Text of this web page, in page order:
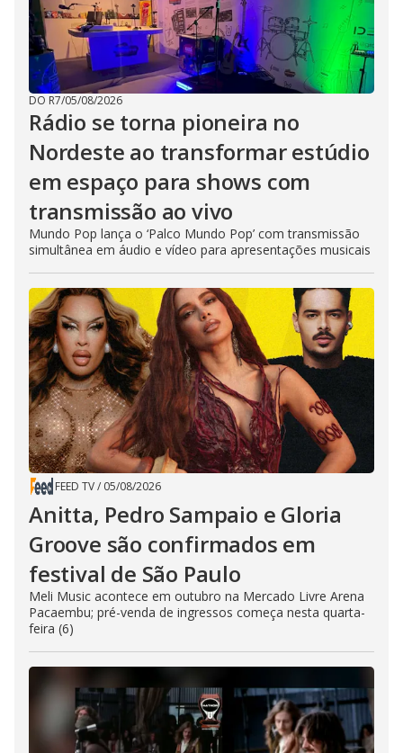
DO R7/05/08/2026
Rádio se torna pioneira no
Nordeste ao transformar estúdio
em espaço para shows com
transmissão ao vivo
Mundo Pop lança o ‘Palco Mundo Pop’ com transmissão
simultânea em áudio e vídeo para apresentações musicais
FEED TV/ 05/08/2026
Anitta, Pedro Sampaio e Gloria
Groove são confirmados em
festival de São Paulo
Meli Music acontece em outubro na Mercado Livre Arena
Pacaembu; pré-venda de ingressos começa nesta quarta-
feira (6)